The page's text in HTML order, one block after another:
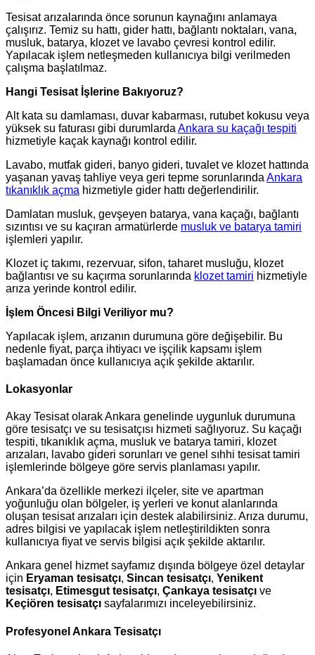
Tesisat arızalarında önce sorunun kaynağını anlamaya
çalışırız. Temiz su hattı, gider hattı, bağlantı noktaları, vana,
musluk, batarya, klozet ve lavabo çevresi kontrol edilir.
Yapılacak işlem netleşmeden kullanıcıya bilgi verilmeden
çalışma başlatılmaz.
Hangi Tesisat İşlerine Bakıyoruz?
Alt kata su damlaması, duvar kabarması, rutubet kokusu veya
yüksek su faturası gibi durumlarda Ankara su kaçağı tespiti
hizmetiyle kaçak kaynağı kontrol edilir.
Lavabo, mutfak gideri, banyo gideri, tuvalet ve klozet hattında
yaşanan yavaş tahliye veya geri tepme sorunlarında Ankara
tıkanıklık açma hizmetiyle gider hattı değerlendirilir.
Damlatan musluk, gevşeyen batarya, vana kaçağı, bağlantı
sızıntısı ve su kaçıran armatürlerde musluk ve batarya tamiri
işlemleri yapılır.
Klozet iç takımı, rezervuar, sifon, taharet musluğu, klozet
bağlantısı ve su kaçırma sorunlarında klozet tamiri hizmetiyle
arıza yerinde kontrol edilir.
İşlem Öncesi Bilgi Veriliyor mu?
Yapılacak işlem, arızanın durumuna göre değişebilir. Bu
nedenle fiyat, parça ihtiyacı ve işçilik kapsamı işlem
başlamadan önce kullanıcıya açık şekilde aktarılır.
Lokasyonlar
Akay Tesisat olarak Ankara genelinde uygunluk durumuna
göre tesisatçı ve su tesisatçısı hizmeti sağlıyoruz. Su kaçağı
tespiti, tıkanıklık açma, musluk ve batarya tamiri, klozet
arızaları, lavabo gideri sorunları ve genel sıhhi tesisat tamiri
işlemlerinde bölgeye göre servis planlaması yapılır.
Ankara’da özellikle merkezi ilçeler, site ve apartman
yoğunluğu olan bölgeler, iş yerleri ve konut alanlarında
oluşan tesisat arızaları için destek alabilirsiniz. Arıza durumu,
adres bilgisi ve yapılacak işlem netleştirildikten sonra
kullanıcıya fiyat ve servis bilgisi açık şekilde aktarılır.
Ankara genel hizmet sayfamız dışında bölgeye özel detaylar
için Eryaman tesisatçı, Sincan tesisatçı, Yenikent
tesisatçı, Etimesgut tesisatçı, Çankaya tesisatçı ve
Keçiören tesisatçı sayfalarımızı inceleyebilirsiniz.
Profesyonel Ankara Tesisatçı